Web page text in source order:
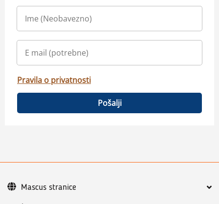
Pravila o privatnosti
Pošalji
Mascus stranice